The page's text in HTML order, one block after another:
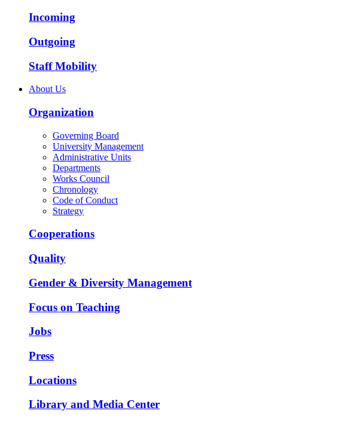
Incoming
Outgoing
Staff Mobility
About Us
Organization
Governing Board
University Management
Administrative Units
Departments
Works Council
Chronology
Code of Conduct
Strategy
Cooperations
Quality
Gender & Diversity Management
Focus on Teaching
Jobs
Press
Locations
Library and Media Center